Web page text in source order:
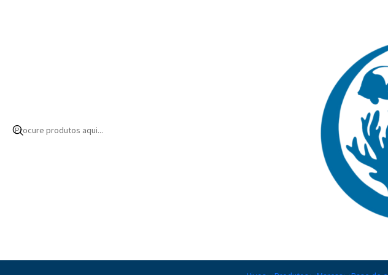
Sonda de temperatura Neptune
Quantidade